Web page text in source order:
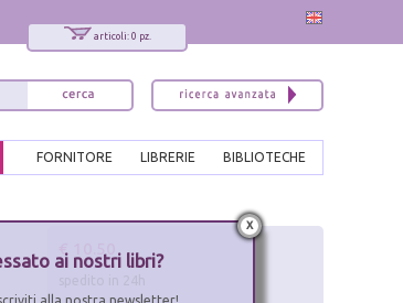
articoli: 0 pz.
BIBLIOTECHE
LIBRERIE
FORNITORE
€ 10.50
x
ai nostri libri?